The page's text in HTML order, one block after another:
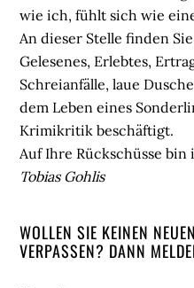
wie ich, fühlt sich wie
An dieser Stelle finden
Gelesenes, Erlebtes,
Schreianfälle, laue
dem Leben eines
Krimikritik beschäftigt.
Auf Ihre Rückschüsse bin
Tobias Gohlis
WOLLEN SIE KEINEN
VERPASSEN? DANN